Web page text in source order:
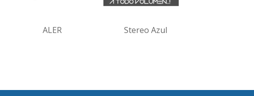
ALER Stereo Azul